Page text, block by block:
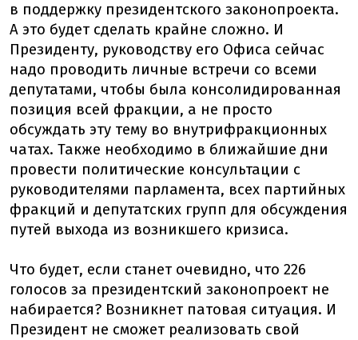
в поддержку президентского законопроекта.
А это будет сделать крайне сложно. И
Президенту, руководству его Офиса сейчас
надо проводить личные встречи со всеми
депутатами, чтобы была консолидированная
позиция всей фракции, а не просто
обсуждать эту тему во внутрифракционных
чатах. Также необходимо в ближайшие дни
провести политические консультации с
руководителями парламента, всех партийных
фракций и депутатских групп для обсуждения
путей выхода из возникшего кризиса.
Что будет, если станет очевидно, что 226
голосов за президентский законопроект не
набирается? Возникнет патовая ситуация. И
Президент не сможет реализовать свой